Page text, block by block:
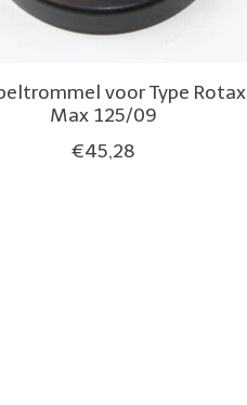
voor Type Rotax
Max 125/09
€45,28